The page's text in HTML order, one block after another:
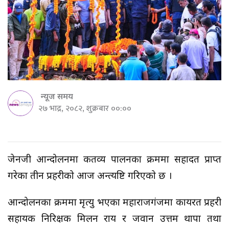
न्यूज समय
२७ भाद्र, २०८२, शुक्रबार ००:००
जेनजी आन्दोलनमा कर्तव्य पालनका क्रममा सहादत प्राप्त
गरेका तीन प्रहरीको आज अन्त्यष्टि गरिएको छ ।
आन्दोलनका क्रममा मृत्यु भएका महाराजगंजमा कार्यरत प्रहरी
सहायक निरिक्षक मिलन राय र जवान उत्तम थापा तथा